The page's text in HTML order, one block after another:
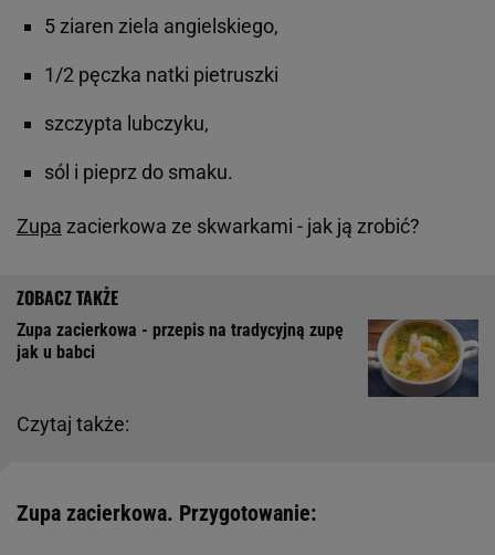
5 ziaren ziela angielskiego,
1/2 pęczka natki pietruszki
szczypta lubczyku,
sól i pieprz do smaku.
Zupa zacierkowa ze skwarkami - jak ją zrobić?
Czytaj także:
Zupa zacierkowa - przepis na tradycyjną zupę
jak u babci
Zupa zacierkowa. Przygotowanie: